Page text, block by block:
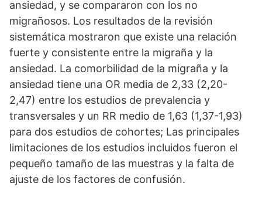
ansiedad, y se compararon con los no
migrañosos. Los resultados de la revisión
sistemática mostraron que existe una relación
fuerte y consistente entre la migraña y la
ansiedad. La comorbilidad de la migraña y la
ansiedad tiene una OR media de 2,33 (2,20-
2,47) entre los estudios de prevalencia y
transversales y un RR medio de 1,63 (1,37-1,93)
para dos estudios de cohortes; Las principales
limitaciones de los estudios incluidos fueron el
pequeño tamaño de las muestras y la falta de
ajuste de los factores de confusión.